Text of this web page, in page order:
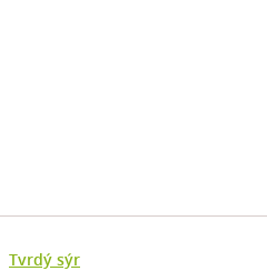
Tvrdý sýr